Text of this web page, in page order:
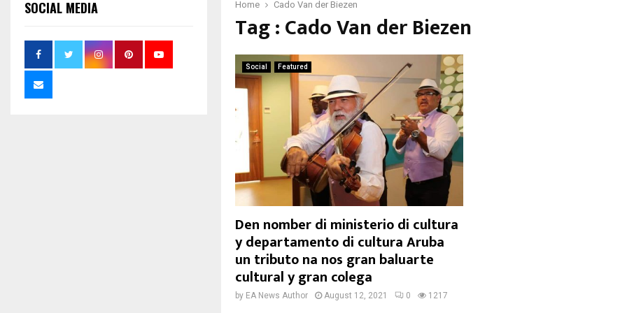
Home Cado Van der Biezen
Tag : Cado Van der Biezen
Social Featured
Den nomber di ministerio di cultura
y departamento di cultura Aruba
un tributo na nos gran baluarte
cultural y gran colega
by EA News Author August 12, 2021 0 1217
SOCIAL MEDIA